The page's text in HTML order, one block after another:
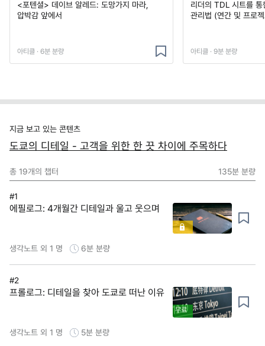
<포텐셜> 데이브 알레드: 도망가지 마라,
압박감 앞에서
아티클 · 6분 분량
리더의 TDL 시트를
관리법 (연간 및 프로
아티클 · 9분 분량
지금 보고 있는 콘텐츠
도쿄의 디테일 - 고객을 위한 한 끗 차이에 주목하다
총 19개의 챕터 135분 분량
#1
에필로그: 4개월간 디테일과 울고 웃으며
생각노트 외 1 명 6분 분량
#2
프롤로그: 디테일을 찾아 도쿄로 떠난 이유
무료
생각노트 외 1 명 5분 분량